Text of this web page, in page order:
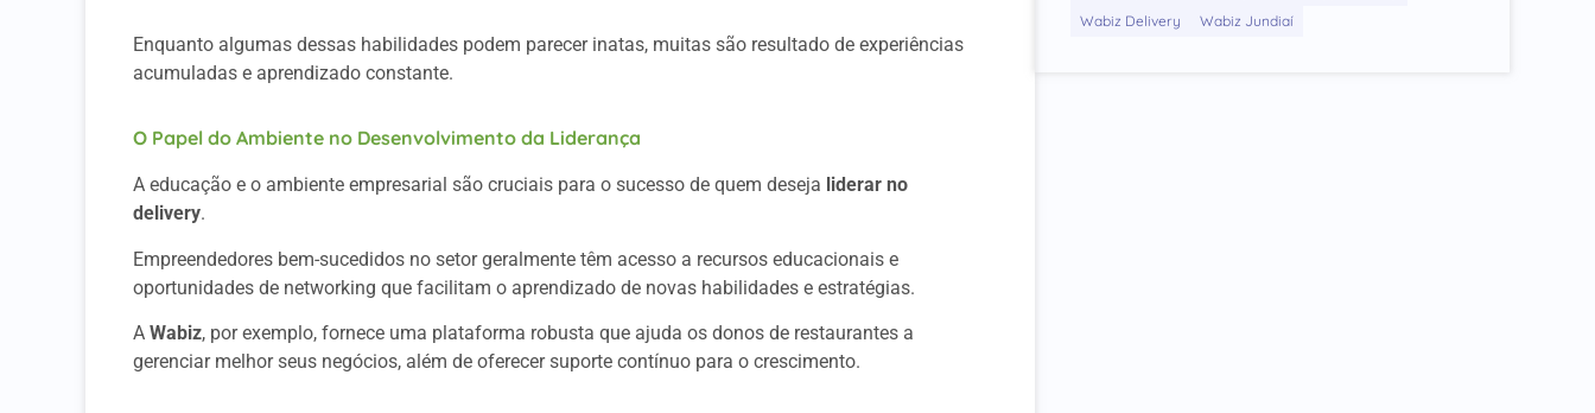
Enquanto algumas dessas habilidades podem parecer inatas, muitas são resultado de experiências
acumuladas e aprendizado constante.
O Papel do Ambiente no Desenvolvimento da Liderança
A educação e o ambiente empresarial são cruciais para o sucesso de quem deseja liderar no
delivery.
Empreendedores bem-sucedidos no setor geralmente têm acesso a recursos educacionais e
oportunidades de networking que facilitam o aprendizado de novas habilidades e estratégias.
A Wabiz, por exemplo, fornece uma plataforma robusta que ajuda os donos de restaurantes a
gerenciar melhor seus negócios, além de oferecer suporte contínuo para o crescimento.
Wabiz Delivery
Wabiz Jundiaí